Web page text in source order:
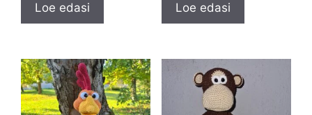
Loe edasi Loe edasi